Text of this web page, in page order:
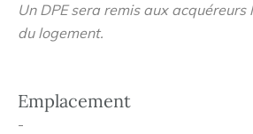
Un DPE sera remis aux
du logement.
Emplacement
-